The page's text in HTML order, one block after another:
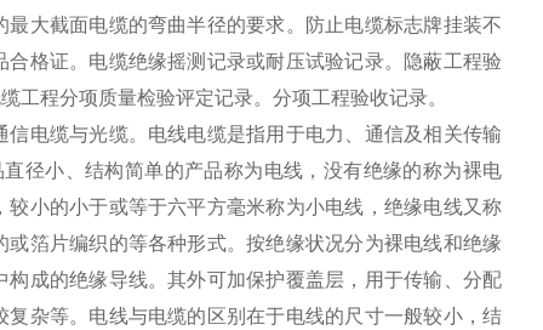
大截面电缆的弯曲半径的要求。防止电缆标志牌挂装不
格证。电缆绝缘摇测记录或耐压试验记录。隐蔽工程验
工程分项质量检验评定记录。分项工程验收记录。
电缆与光缆。电线电缆是指用于电力、通信及相关传输
径小、结构简单的产品称为电线，没有绝缘的称为裸电
小的小于或等于六平方毫米称为小电线，绝缘电线又称
箔片编织的等各种形式。按绝缘状况分为裸电线和绝缘
成的绝缘导线。其外可加保护覆盖层，用于传输、分配
杂等。电线与电缆的区别在于电线的尺寸一般较小，结